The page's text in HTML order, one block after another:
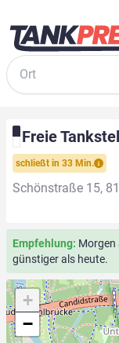
Suche
Freie
schließt in 33 Min.
Schönstraße 15,
Empfehlung: Morgen
günstiger als heute.
+
−